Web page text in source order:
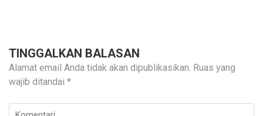
TINGGALKAN BALASAN
Alamat email Anda tidak akan dipublikasikan. Ruas yang
wajib ditandai *
Komentari